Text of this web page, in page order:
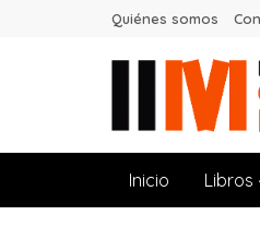
Quiénes somos
Inicio Libros